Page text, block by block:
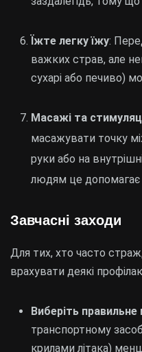
Їжте легку їжу:
важких страв, але
сухарі або печиво)
Масажі та
масажувати точку
руки або на
людям це
Завчасні заходи
Для тих, хто часто
врахувати деякі
Виберіть правильне
транспортному
крилами літака) менш